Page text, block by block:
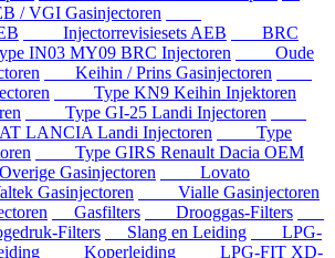
VGI Gasinjectoren
Injectorrevisiesets AEB
BRC
IN03 MY09 BRC Injectoren
Oude
Keihin / Prins Gasinjectoren
Type KN9 Keihin Injektoren
Type GI-25 Landi Injectoren
LANCIA Landi Injectoren
Type
Type GIRS Renault Dacia OEM
Gasinjectoren
Lovato
Gasinjectoren
Vialle Gasinjectoren
Gasfilters
Drooggas-Filters
Filters Slang en Leiding
LPG-
Koperleiding
LPG-FIT XD-